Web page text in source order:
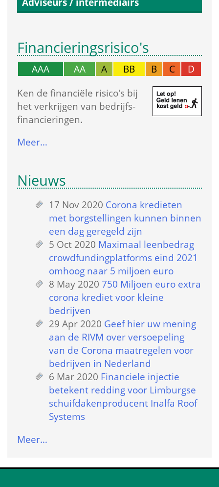
Financierings­risico's
AAA AA A BB B C
D
Ken de financiële risico's bij
het verkrijgen van bedrijfs­
financieringen.
Meer…
Nieuws
17 Nov 2020 Corona kredieten
met borgstellingen kunnen binnen
een dag geregeld zijn
5 Oct 2020 Maximaal leenbedrag
crowdfundingplatforms eind 2021
omhoog naar 5 miljoen euro
8 May 2020 750 Miljoen euro extra
corona krediet voor kleine
bedrijven
29 Apr 2020 Geef hier uw mening
aan de RIVM over versoepeling
van de Corona maatregelen voor
bedrijven in Nederland
6 Mar 2020 Financiele injectie
betekent redding voor Limburgse
schuifdakenproducent Inalfa Roof
Systems
Meer…